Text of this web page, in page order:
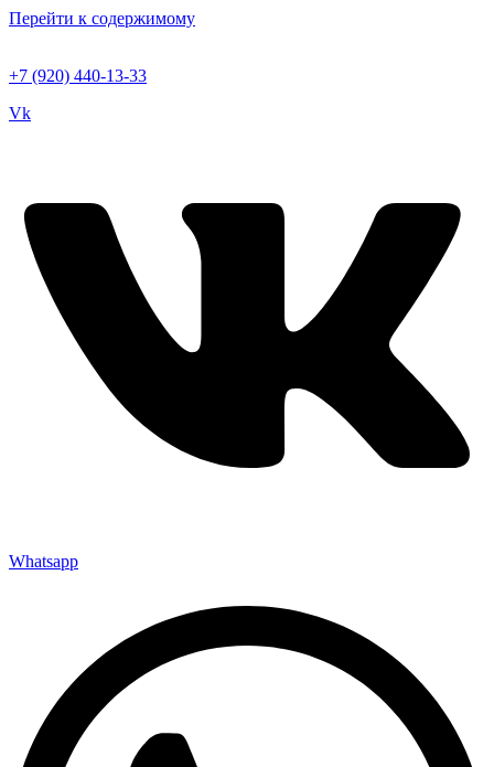
Перейти к содержимому
+7 (920) 440-13-33
Vk
Whatsapp